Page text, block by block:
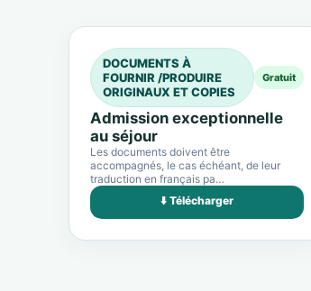
DOCUMENTS À
FOURNIR /PRODUIRE
ORIGINAUX ET COPIES
Gratuit
Admission exceptionnelle
au séjour
Les documents doivent être
accompagnés, le cas échéant, de leur
traduction en français pa…
⬇️ Télécharger